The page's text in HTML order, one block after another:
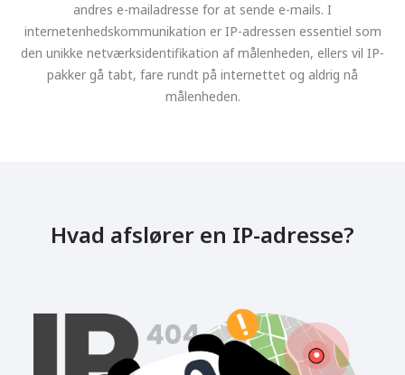
andres e-mailadresse for at sende e-mails. I
internetenhedskommunikation er IP-adressen essentiel som
den unikke netværksidentifikation af målenheden, ellers vil IP-
pakker gå tabt, fare rundt på internettet og aldrig nå
målenheden.
Hvad afslører en IP-adresse?